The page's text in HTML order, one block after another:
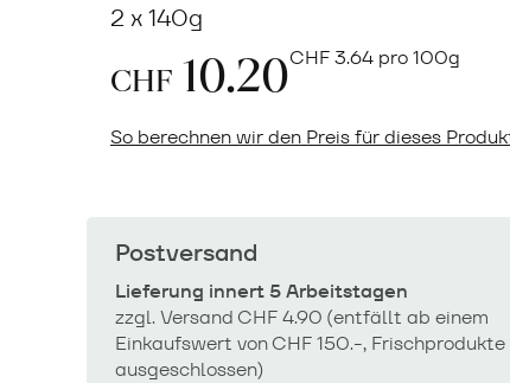
2 x 140g
CHF 10.20CHF3.64 pro 100g
So berechnen wir den Preis für dieses
Postversand
Lieferung innert 5 Arbeitstagen
zzgl. Versand CHF 4.90 (entfällt ab einem
Einkaufswert von CHF 150.-, Frischprodukte
ausgeschlossen)